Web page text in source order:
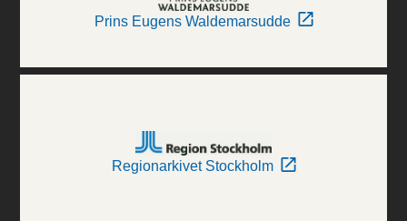
Prins Eugens Waldemarsudde
Regionarkivet Stockholm